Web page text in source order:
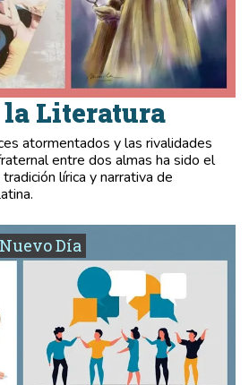
la Literatura
atormentados y las rivalidades
entre dos almas ha sido el
lírica y narrativa de
Día